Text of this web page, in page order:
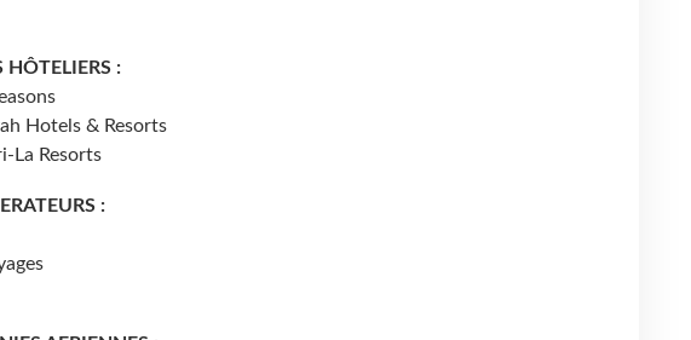
HÔTELIERS :
Hotels & Resorts
La Resorts
: